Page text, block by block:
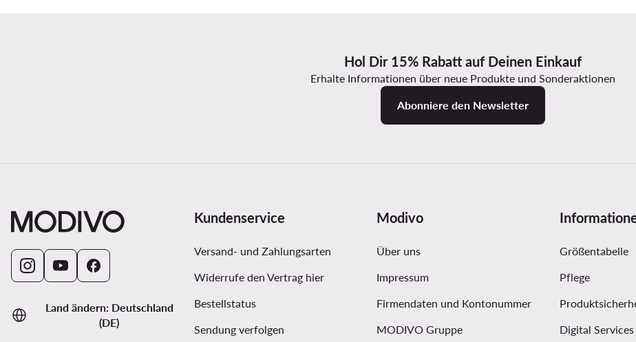
Hol Dir 15% Rabatt auf Deinen Einkauf
Erhalte Informationen über neue Produkte und Sonderaktionen
Abonniere den Newsletter
Land ändern: Deutschland
(DE)
Kundenservice
Versand- und Zahlungsarten
Widerrufe den Vertrag hier
Bestellstatus
Sendung verfolgen
Modivo
Über uns
Impressum
Firmendaten und Kontonummer
MODIVO Gruppe
Größentabelle
Pflege
Digital